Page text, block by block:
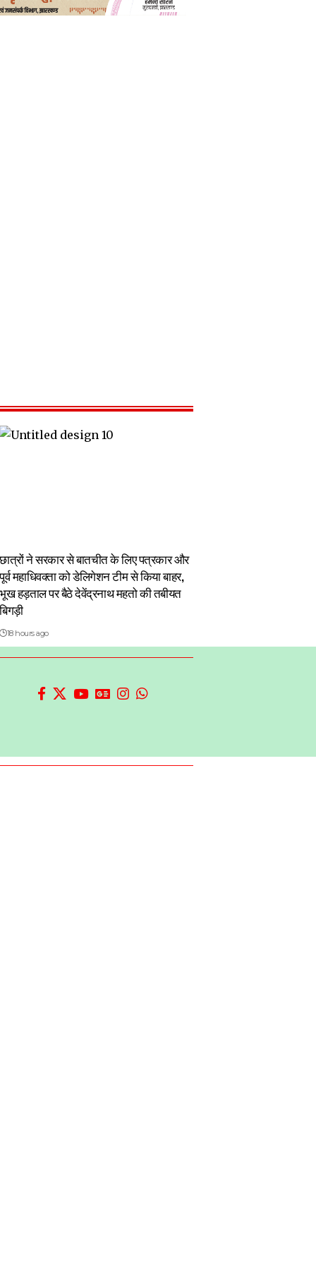
छात्रों ने सरकार से बातचीत के लिए पत्रकार और
पूर्व महाधिवक्ता को डेलिगेशन टीम से किया बाहर,
भूख हड़ताल पर बैठे देवेंद्रनाथ महतो की तबीयत
बिगड़ी
18 hours ago